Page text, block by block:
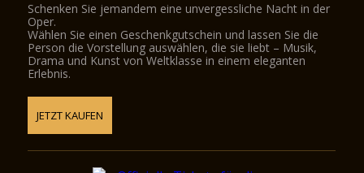
Schenken Sie jemandem eine unvergessliche Nacht in der
Oper.
Wählen Sie einen Geschenkgutschein und lassen Sie die
Person die Vorstellung auswählen, die sie liebt – Musik,
Drama und Kunst von Weltklasse in einem eleganten
Erlebnis.
JETZT KAUFEN